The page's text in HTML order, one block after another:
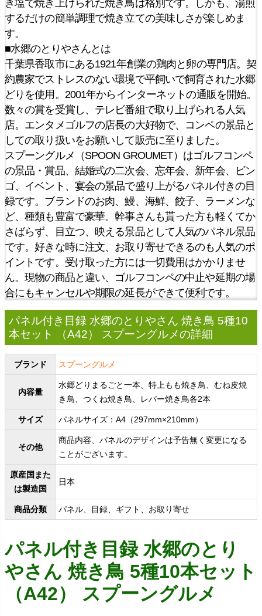
き塩で焼き上げられた焼き鳥は格別です。しかも、湯煎
するだけの簡単調理で焼き立ての美味しさが楽しめま
す。
■水郷のとりやさんとは
千葉県香取市にある1921年創業の鶏肉と卵の専門店。契
約農家でストレスのない環境で平飼いで飼育された水郷
どりを使用。2001年からインターネットの通販を開始。
数々の賞を受賞し、テレビ番組で取り上げられる人気
店。エンタメゴルフの店長の大好物で、コンペの景品と
しての取り扱いをお願いして販売に至りました。
スプーングルメ（SPOON GROUMET）はゴルフコンペ
の景品・賞品、結婚式の二次会、忘年会、新年会、ビン
ゴ、イベント、宴会の景品で盛り上がるパネル付きの目
録です。ブランドのお肉、鰻、海鮮、餃子、ラーメンな
ど、種類も豊富で豪華。幹事さんも貰った方も軽くてか
さばらず、目立つ、映える景品として人気のパネル景品
です。好きな時に注文、お取り寄せできるのも人気のポ
イントです。受け取った方には一切費用はかかりませ
ん。現物の商品と違い、ゴルフコンペの中止や延期の場
合にもキャンセルや期限の延長ができて便利です。
パネル付き目録 水郷のとりやさん 焼き鳥 5種10
本セット （A42） スプーングルメの詳細
ブランド スプーングルメ
内容量
水郷どりまるごと一本、特上もも焼き鳥、むね皮焼
き鳥、つくね焼き鳥、レバー焼き鳥各2本
サイズ パネルサイズ：A4（297mm×210mm）
その他
商品内容、パネルのデザインは予告無く変更になる
ことがございます。
原産国また
は製造国
日本
商品分類 パネル、目録、ギフト、お取り寄せ
パネル付き目録 水郷のとり
やさん 焼き鳥 5種10本セット
（A42） スプーングルメ